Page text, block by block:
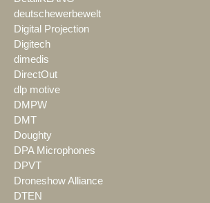
deutschewerbewelt
Digital Projection
Digitech
dimedis
DirectOut
dlp motive
DMPW
DMT
Doughty
DPA Microphones
DPVT
Droneshow Alliance
DTEN